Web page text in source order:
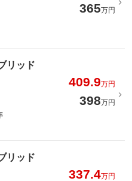
365万円
リッド
409.9万円
398万円
リッド
337.4万円